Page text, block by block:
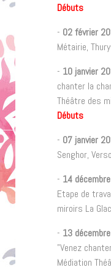
Débuts
- 02 février
Métairie,
- 10 janvier
chanter la
Théâtre des
Débuts
- 07 janvier
Senghor,
- 14
Etape de
miroirs La
- 13
"Venez
Médiation